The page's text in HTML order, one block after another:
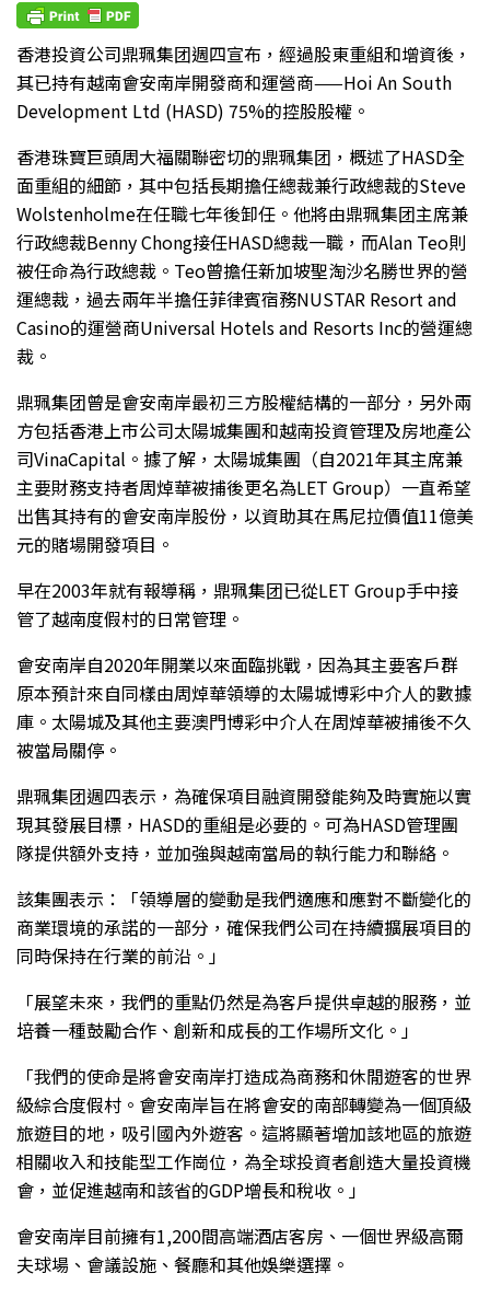
香港投資公司鼎珮集团週四宣布，經過股東重組和增資後，
其已持有越南會安南岸開發商和運營商——Hoi An South
Development Ltd (HASD) 75%的控股股權。
香港珠寶巨頭周大福關聯密切的鼎珮集团，概述了HASD全
面重組的細節，其中包括長期擔任總裁兼行政總裁的Steve
Wolstenholme在任職七年後卸任。他將由鼎珮集团主席兼
行政總裁Benny Chong接任HASD總裁一職，而Alan Teo則
被任命為行政總裁。Teo曾擔任新加坡聖淘沙名勝世界的營
運總裁，過去兩年半擔任菲律賓宿務NUSTAR Resort and
Casino的運營商Universal Hotels and Resorts Inc的營運總
裁。
鼎珮集团曾是會安南岸最初三方股權結構的一部分，另外兩
方包括香港上市公司太陽城集團和越南投資管理及房地產公
司VinaCapital。據了解，太陽城集團（自2021年其主席兼
主要財務支持者周焯華被捕後更名為LET Group）一直希望
出售其持有的會安南岸股份，以資助其在馬尼拉價值11億美
元的賭場開發項目。
早在2003年就有報導稱，鼎珮集团已從LET Group手中接
管了越南度假村的日常管理。
會安南岸自2020年開業以來面臨挑戰，因為其主要客戶群
原本預計來自同樣由周焯華領導的太陽城博彩中介人的數據
庫。太陽城及其他主要澳門博彩中介人在周焯華被捕後不久
被當局關停。
鼎珮集团週四表示，為確保項目融資開發能夠及時實施以實
現其發展目標，HASD的重組是必要的。可為HASD管理團
隊提供額外支持，並加強與越南當局的執行能力和聯絡。
該集團表示：「領導層的變動是我們適應和應對不斷變化的
商業環境的承諾的一部分，確保我們公司在持續擴展項目的
同時保持在行業的前沿。」
「展望未來，我們的重點仍然是為客戶提供卓越的服務，並
培養一種鼓勵合作、創新和成長的工作場所文化。」
「我們的使命是將會安南岸打造成為商務和休閒遊客的世界
級綜合度假村。會安南岸旨在將會安的南部轉變為一個頂級
旅遊目的地，吸引國內外遊客。這將顯著增加該地區的旅遊
相關收入和技能型工作崗位，為全球投資者創造大量投資機
會，並促進越南和該省的GDP增長和稅收。」
會安南岸目前擁有1,200間高端酒店客房、一個世界級高爾
夫球場、會議設施、餐廳和其他娛樂選擇。